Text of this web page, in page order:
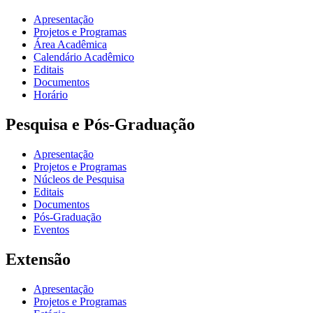
Apresentação
Projetos e Programas
Área Acadêmica
Calendário Acadêmico
Editais
Documentos
Horário
Pesquisa e Pós-Graduação
Apresentação
Projetos e Programas
Núcleos de Pesquisa
Editais
Documentos
Pós-Graduação
Eventos
Extensão
Apresentação
Projetos e Programas